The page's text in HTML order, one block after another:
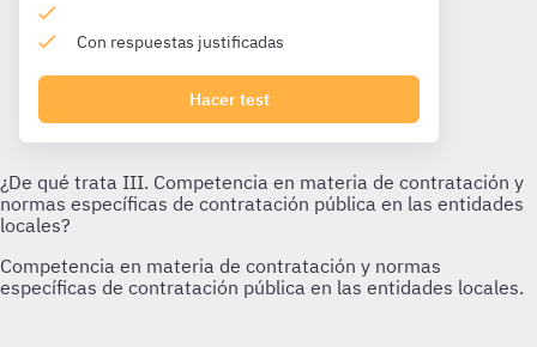
Con respuestas justificadas
Hacer test